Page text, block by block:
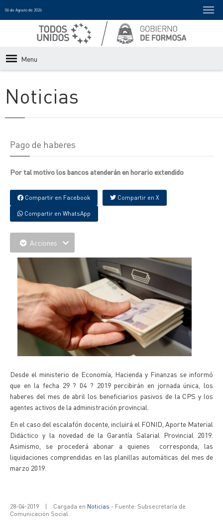
06 de Agosto de 2026
Menu
Noticias
Pago de haberes
Por tal motivo los bancos atenderán en horario extendido
Compartir en Facebook Compartir en X
Compartir en WhatsApp
Acciones
Desde el ministerio de Economía, Hacienda y Finanzas se informó
que en la fecha 29 ? 04 ? 2019 percibirán en jornada única, los
haberes del mes de abril los beneficiarios pasivos de la CPS y los
agentes activos de la administración provincial.
En el caso del escalafón docente, incluirá el FONID, Aporte Material
Didáctico y la novedad de la Garantía Salarial Provincial 2019.
Asimismo, se procederá abonar a quienes corresponda, las
liquidaciones comprendidas en las planillas automáticas del mes de
marzo 2019.
28-04-2019 | Cargada en Noticias - Fuente: Subsecretaría de
Comunicación Social